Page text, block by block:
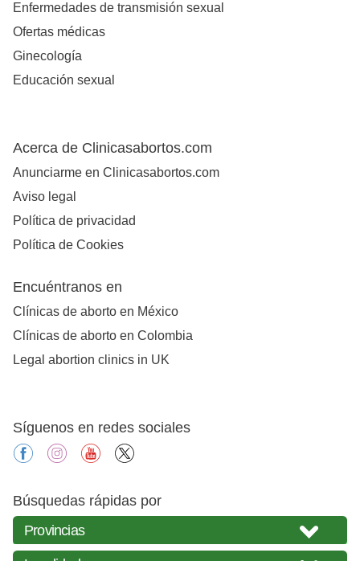
Enfermedades de transmisión sexual
Ofertas médicas
Ginecología
Educación sexual
Acerca de Clinicasabortos.com
Anunciarme en Clinicasabortos.com
Aviso legal
Política de privacidad
Política de Cookies
Encuéntranos en
Clínicas de aborto en México
Clínicas de aborto en Colombia
Legal abortion clinics in UK
Síguenos en redes sociales
facebookinstagramyoutube
Búsquedas rápidas por